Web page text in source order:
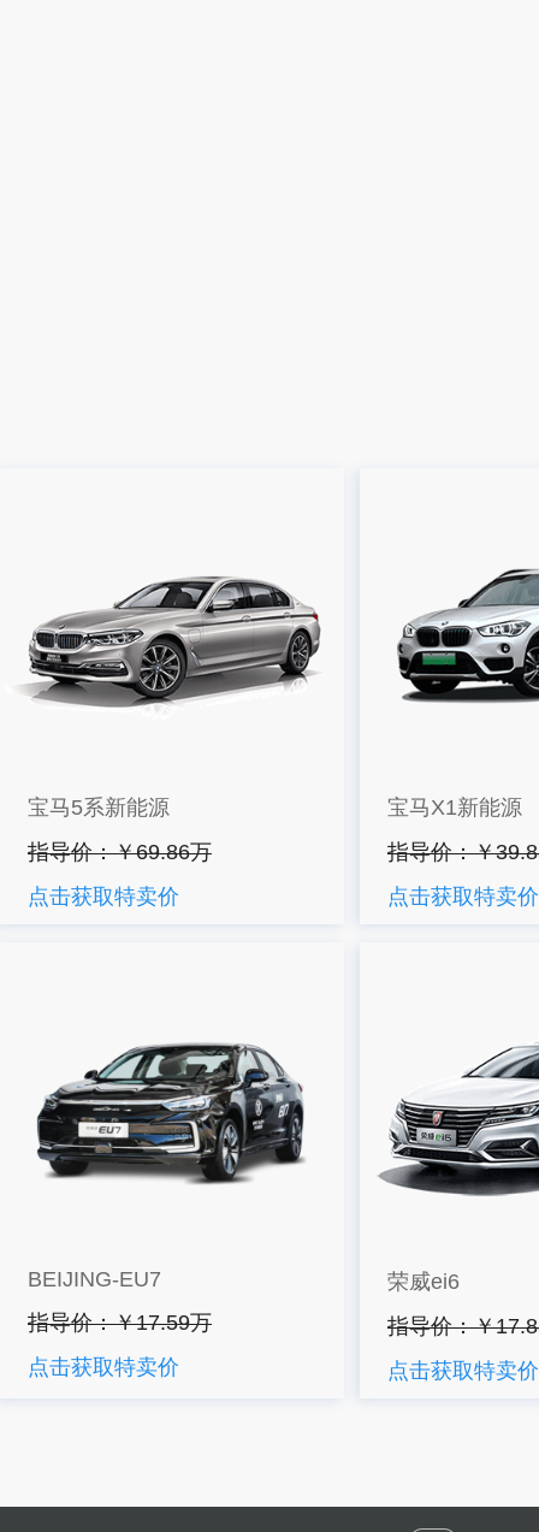
宝马5系新能源
指导价：￥69.86万
点击获取特卖价
宝马X1新能源
指导价：￥
点击获取特卖价
BEIJING-EU7
指导价：￥17.59万
点击获取特卖价
荣威ei6
指导价：￥
点击获取特卖价